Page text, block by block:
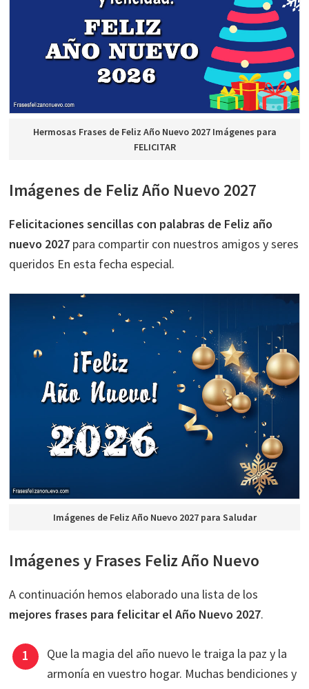
Hermosas Frases de Feliz Año Nuevo 2027 Imágenes para
FELICITAR
Imágenes de Feliz Año Nuevo 2027
Felicitaciones sencillas con palabras de Feliz año
nuevo 2027 para compartir con nuestros amigos y seres
queridos En esta fecha especial.
Imágenes de Feliz Año Nuevo 2027 para Saludar
Imágenes y Frases Feliz Año Nuevo
A continuación hemos elaborado una lista de los
mejores frases para felicitar el Año Nuevo 2027.
Que la magia del año nuevo le traiga la paz y la
armonía en vuestro hogar. Muchas bendiciones y